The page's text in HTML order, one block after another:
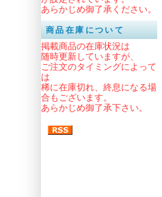
あらかじめ御了承ください。
商品在庫について
掲載商品の在庫状況は
随時更新していますが、
ご注文のタイミングによって
は
稀に在庫切れ、終息になる場
合もございます。
あらかじめ御了承下さい。